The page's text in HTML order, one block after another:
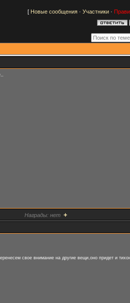
[ Новые сообщения· Участники·
Награды: нет +
свое внимание на другие вещи,оно придет и